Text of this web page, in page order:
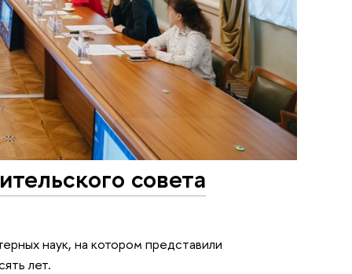
совета
наук, на котором представили
лет.